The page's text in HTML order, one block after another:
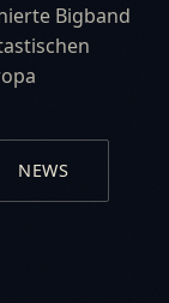
Bigband
NEWS